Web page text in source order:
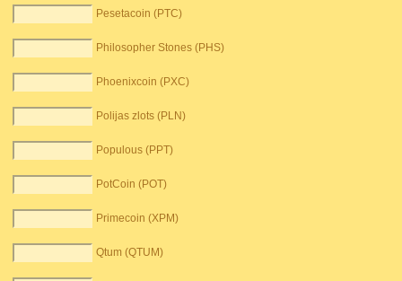
Pesetacoin (PTC)
Philosopher Stones (PHS)
Phoenixcoin (PXC)
Polijas zlots (PLN)
Populous (PPT)
PotCoin (POT)
Primecoin (XPM)
Qtum (QTUM)